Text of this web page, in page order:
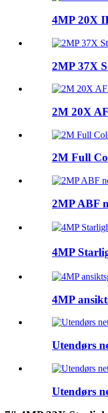
4MP 20X
2MP 37X
2M 20X
2M Full
2MP ABF
4MP
4MP
Utendørs
Utendørs